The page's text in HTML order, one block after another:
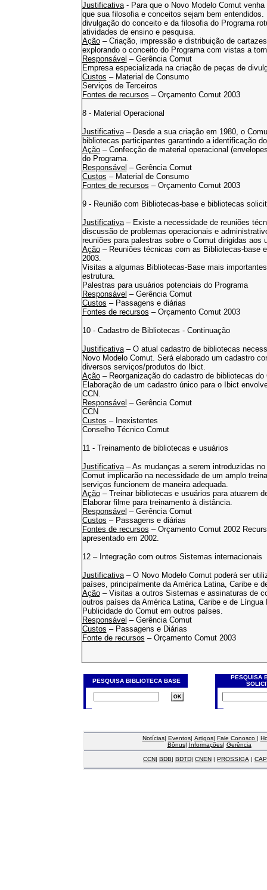
Justificativa- Para que o Novo Modelo Comut
que sua filosofia e conceitos sejam bem
divulgação do conceito e da filosofia do Programa
atividades de ensino e pesquisa.
Ação– Criação, impressão e distribuição de
explorando o conceito do Programa com vistas a
Responsável – Gerência Comut
Empresa especializada na criação de peças de
Custos – Material de Consumo
Serviços de Terceiros
Fontes de recursos – Orçamento Comut 2003
8 - Material Operacional
Justificativa– Desde a sua criação em 1980, o
bibliotecas participantes garantindo a identificação
Ação– Confecção de material operacional
do Programa.
Responsável – Gerência Comut
Custos – Material de Consumo
Fontes de recursos – Orçamento Comut 2003
9 - Reunião com Bibliotecas-base e bibliotecas
Justificativa– Existe a necessidade de reuniões
discussão de problemas operacionais e
reuniões para palestras sobre o Comut dirigidas aos
Ação– Reuniões técnicas com as Bibliotecas-base
2003.
Visitas a algumas Bibliotecas-Base mais
estrutura.
Palestras para usuários potenciais do Programa
Responsável – Gerência Comut
Custos – Passagens e diárias
Fontes de recursos – Orçamento Comut 2003
10 - Cadastro de Bibliotecas - Continuação
Justificativa– O atual cadastro de bibliotecas
Novo Modelo Comut. Será elaborado um cadastro
diversos serviços/produtos do Ibict.
Ação– Reorganização do cadastro de bibliotecas do
Elaboração de um cadastro único para o Ibict
CCN.
Responsável – Gerência Comut
CCN
Custos – Inexistentes
Conselho Técnico Comut
11 - Treinamento de bibliotecas e usuários
Justificativa– As mudanças a serem introduzidas
Comut implicarão na necessidade de um amplo
serviços funcionem de maneira adequada.
Ação– Treinar bibliotecas e usuários para atuarem
Elaborar filme para treinamento à distância.
Responsável – Gerência Comut
Custos – Passagens e diárias
Fontes de recursos – Orçamento Comut 2002
apresentado em 2002.
12 – Integração com outros Sistemas internacionais
Justificativa– O Novo Modelo Comut poderá ser
países, principalmente da América Latina, Caribe e
Ação– Visitas a outros Sistemas e assinaturas de
outros países da América Latina, Caribe e de Língua
Publicidade do Comut em outros países.
Responsável – Gerência Comut
Custos – Passagens e Diárias
Fonte de recursos – Orçamento Comut 2003
PESQUISA BIBLIOTECA BASE
PESQUISA
Notícias| Eventos| Artigos| Fale Conosco |
Bônus| Informações| Gerência
CCN| BDB| BDTD| CNEN | PROSSIGA |